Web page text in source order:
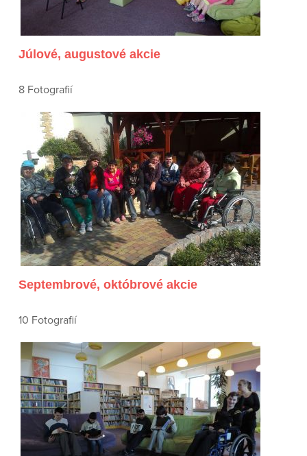
Júlové, augustové akcie
8 Fotografií
Septembrové, októbrové akcie
10 Fotografií